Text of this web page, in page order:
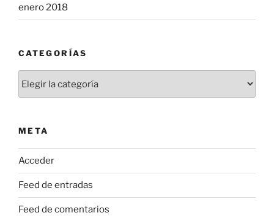
enero 2018
CATEGORÍAS
META
Acceder
Feed de entradas
Feed de comentarios